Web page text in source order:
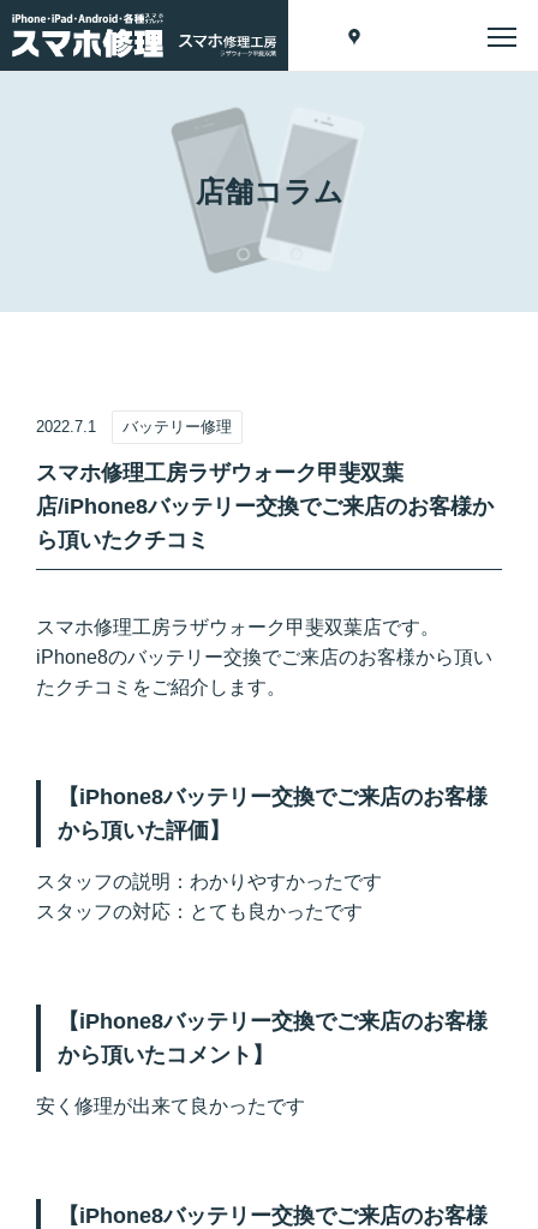
店舗コラム
2022.7.1 バッテリー修理
スマホ修理工房ラザウォーク甲斐双葉
店/iPhone8バッテリー交換でご来店のお客様か
ら頂いたクチコミ
スマホ修理工房ラザウォーク甲斐双葉店です。
iPhone8のバッテリー交換でご来店のお客様から頂い
たクチコミをご紹介します。
【iPhone8バッテリー交換でご来店のお客様
から頂いた評価】
スタッフの説明：わかりやすかったです
スタッフの対応：とても良かったです
【iPhone8バッテリー交換でご来店のお客様
から頂いたコメント】
安く修理が出来て良かったです
【iPhone8バッテリー交換でご来店のお客様